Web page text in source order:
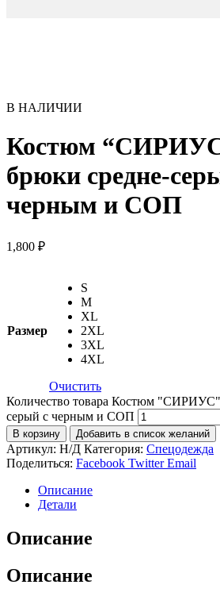
В НАЛИЧИИ
Костюм
брюки средне-
черным и СОП
1,800 ₽
Размер
S
M
XL
2XL
3XL
4XL
Очистить
Количество товара Костюм "СИРИУС"
серый с черным и СОП
В корзину Добавить в список желаний
Артикул: Н/Д Категория: Спецодежда
Поделиться: Facebook Twitter Email
Описание
Детали
Описание
Описание